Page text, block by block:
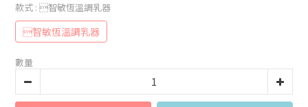
款式 : 智敏恆溫調乳器
智敏恆溫調乳器
數量